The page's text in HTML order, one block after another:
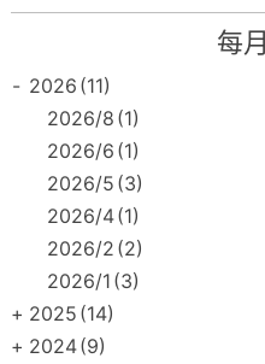
每
- 2026 (11)
2026/8 (1)
2026/6 (1)
2026/5 (3)
2026/4(1)
2026/2 (2)
2026/1 (3)
+ 2025 (14)
+ 2024(9)